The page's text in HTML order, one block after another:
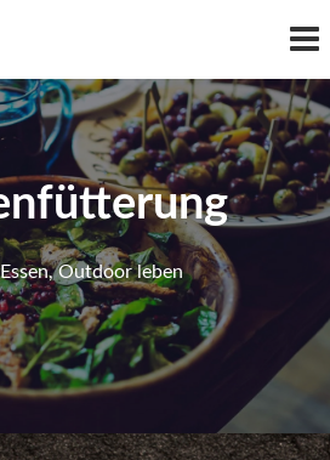
Outdoor leben